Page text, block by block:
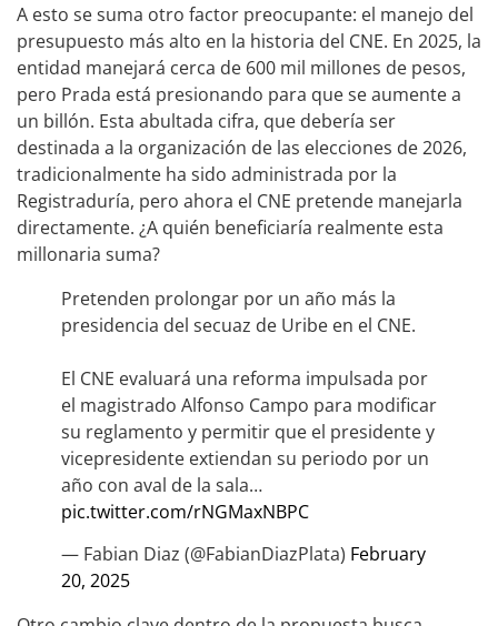
A esto se suma otro factor preocupante: el manejo del
presupuesto más alto en la historia del CNE. En 2025, la
entidad manejará cerca de 600 mil millones de pesos,
pero Prada está presionando para que se aumente a
un billón. Esta abultada cifra, que debería ser
destinada a la organización de las elecciones de 2026,
tradicionalmente ha sido administrada por la
Registraduría, pero ahora el CNE pretende manejarla
directamente. ¿A quién beneficiaría realmente esta
millonaria suma?
Pretenden prolongar por un año más la
presidencia del secuaz de Uribe en el CNE.
El CNE evaluará una reforma impulsada por
el magistrado Alfonso Campo para modificar
su reglamento y permitir que el presidente y
vicepresidente extiendan su periodo por un
año con aval de la sala…
pic.twitter.com/rNGMaxNBPC
— Fabian Diaz (@FabianDiazPlata) February
20, 2025